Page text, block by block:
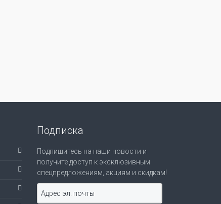
Подписка
Подпишитесь на наши новости и
получите доступ к эксклюзивным
спецпредложениям, акциям и скидкам!